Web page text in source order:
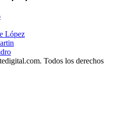
Todos los derechos